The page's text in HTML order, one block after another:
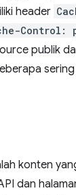
header
Control:
publik
konten
dan